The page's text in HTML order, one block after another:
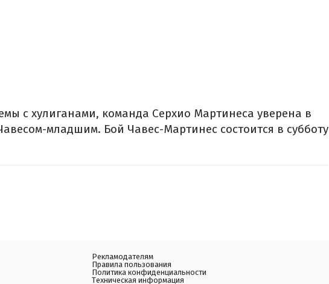
с хулиганами, команда Серхио Мартинеса уверена в
младшим. Бой Чавес-Мартинес состоится в субботу
Рекламодателям
Правила пользования
Политика конфиденциальности
Техническая информация